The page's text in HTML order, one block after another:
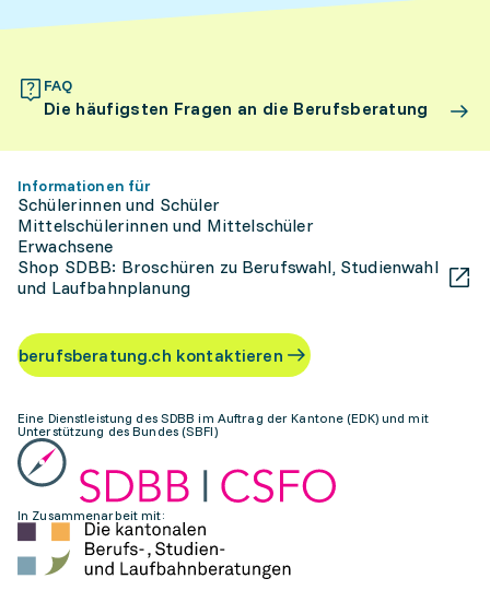
FAQ
Die häufigsten Fragen an die Berufsberatung
Informationen für
Schülerinnen und Schüler
Mittelschülerinnen und Mittelschüler
Erwachsene
Shop SDBB: Broschüren zu Berufswahl, Studienwahl
und Laufbahnplanung
berufsberatung.ch kontaktieren
Eine Dienstleistung des SDBB im Auftrag der Kantone (EDK) und mit
Unterstützung des Bundes (SBFI)
In Zusammenarbeit mit: